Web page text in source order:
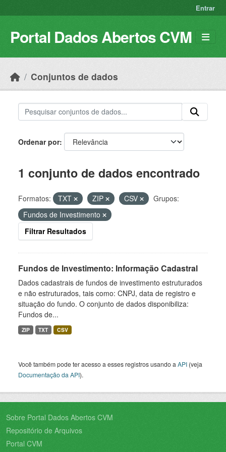
Entrar
Portal Dados Abertos CVM
Conjuntos de dados
Ordenar por
1 conjunto de dados encontrado
Formatos: TXT ZIP CSV
Grupos:
Fundos de Investimento
Filtrar Resultados
Fundos de Investimento: Informação Cadastral
Dados cadastrais de fundos de investimento estruturados
e não estruturados, tais como: CNPJ, data de registro e
situação do fundo. O conjunto de dados disponibiliza:
Fundos de...
ZIP TXT CSV
Você também pode ter acesso a esses registros usando a API (veja
Documentação da API).
Sobre Portal Dados Abertos CVM
Repositório de Arquivos
Portal CVM